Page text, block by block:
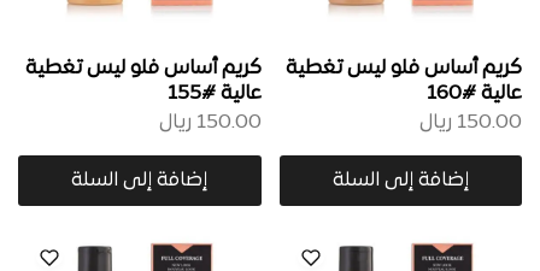
كريم أساس فلو ليس تغطية
عالية #160
150.00 ريال
إضافة إلى السلة
كريم أساس فلو ليس تغطية
عالية #155
150.00 ريال
إضافة إلى السلة